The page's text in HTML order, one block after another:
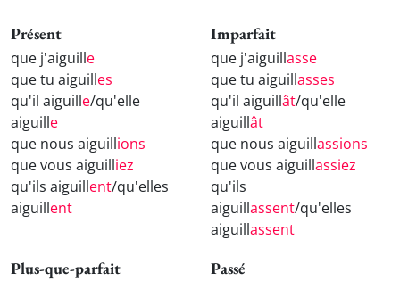
Présent
que j'aiguille
que tu aiguilles
qu'il aiguille/qu'elle
aiguille
que nous aiguillions
que vous aiguilliez
qu'ils aiguillent/qu'elles
aiguillent
Imparfait
que j'aiguillasse
que tu aiguillasses
qu'il aiguillât/qu'elle
aiguillât
que nous aiguillassions
que vous aiguillassiez
qu'ils
aiguillassent/qu'elles
aiguillassent
Plus-que-parfait Passé